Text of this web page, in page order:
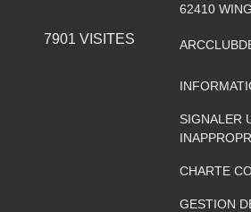
7901 VISITES
62410
SIGNALER
CHARTE
GESTION